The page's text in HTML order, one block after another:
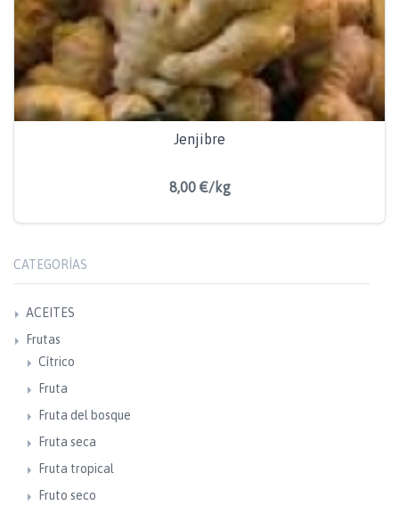
Jenjibre
8,00 €/kg
CATEGORÍAS
ACEITES
Frutas
Cítrico
Fruta
Fruta del bosque
Fruta seca
Fruta tropical
Fruto seco